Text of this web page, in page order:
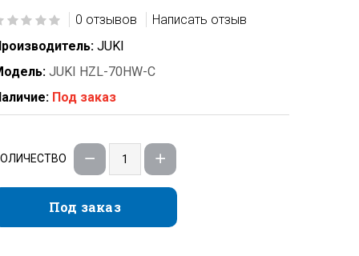
0 отзывов
Написать отзыв
JUKI
JUKI HZL-70HW-C
Под заказ
Под заказ
Под заказ